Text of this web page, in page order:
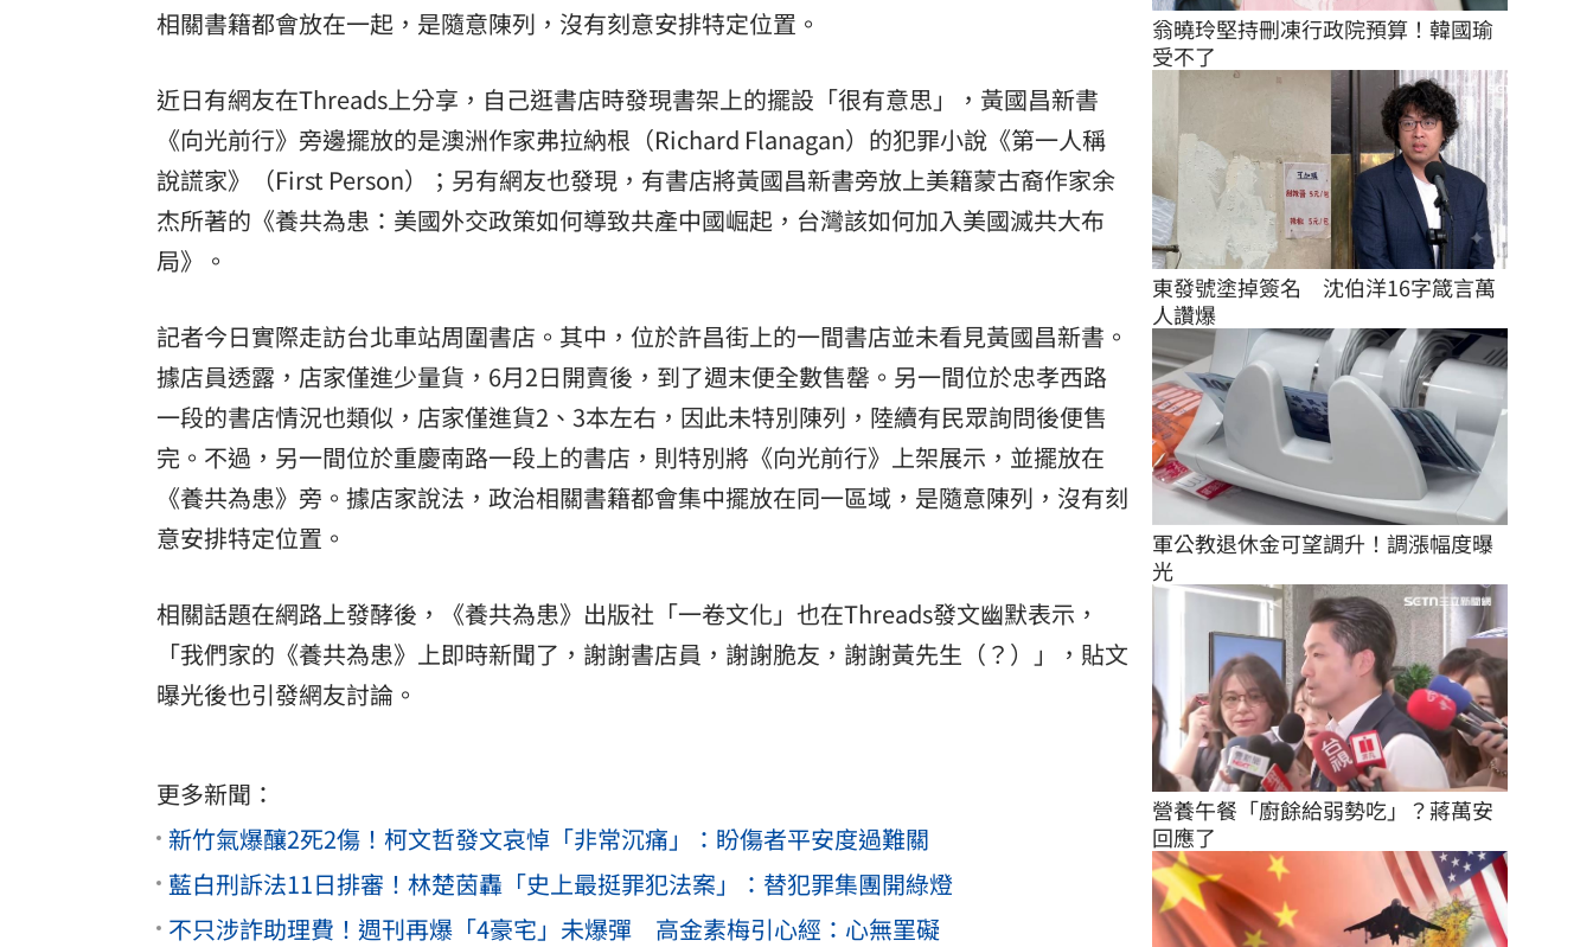
相關書籍都會放在一起，是隨意陳列，沒有刻意安排特定位置。
近日有網友在Threads上分享，自己逛書店時發現書架上的擺設「很有意思」，黃國昌新書
《向光前行》旁邊擺放的是澳洲作家弗拉納根（Richard Flanagan）的犯罪小說《第一人稱
說謊家》（First Person）；另有網友也發現，有書店將黃國昌新書旁放上美籍蒙古裔作家余
杰所著的《養共為患：美國外交政策如何導致共產中國崛起，台灣該如何加入美國滅共大布
局》。
記者今日實際走訪台北車站周圍書店。其中，位於許昌街上的一間書店並未看見黃國昌新書。
據店員透露，店家僅進少量貨，6月2日開賣後，到了週末便全數售罄。另一間位於忠孝西路
一段的書店情況也類似，店家僅進貨2、3本左右，因此未特別陳列，陸續有民眾詢問後便售
完。不過，另一間位於重慶南路一段上的書店，則特別將《向光前行》上架展示，並擺放在
《養共為患》旁。據店家說法，政治相關書籍都會集中擺放在同一區域，是隨意陳列，沒有刻
意安排特定位置。
相關話題在網路上發酵後，《養共為患》出版社「一卷文化」也在Threads發文幽默表示，
「我們家的《養共為患》上即時新聞了，謝謝書店員，謝謝脆友，謝謝黃先生（？）」，貼文
曝光後也引發網友討論。
更多新聞：
新竹氣爆釀2死2傷！柯文哲發文哀悼「非常沉痛」：盼傷者平安度過難關
藍白刑訴法11日排審！林楚茵轟「史上最挺罪犯法案」：替犯罪集團開綠燈
不只涉詐助理費！週刊再爆「4豪宅」未爆彈 高金素梅引心經：心無罣礙
翁曉玲堅持刪凍行政院預算！韓國瑜
受不了
東發號塗掉簽名　沈伯洋16字箴言萬
人讚爆
軍公教退休金可望調升！調漲幅度曝
光
營養午餐「廚餘給弱勢吃」？蔣萬安
回應了